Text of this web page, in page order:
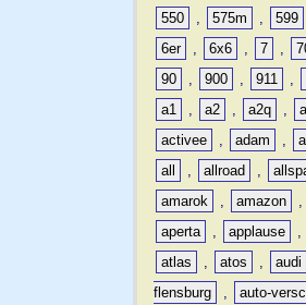
550
, 575m , 599
6er
, 6x6 , 7 ,
90
, 900 , 911 ,
a1
, a2 , a2q ,
activee
, adam ,
all
, allroad ,
amarok
, amazon ,
aperta
, applause ,
atlas
, atos , audi
flensburg
, auto-